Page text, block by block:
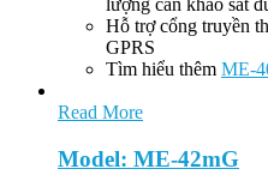
Hỗ trợ cổng truyền
GPRS
Tìm hiểu thêm ME-
Read More
Model: ME-42mG